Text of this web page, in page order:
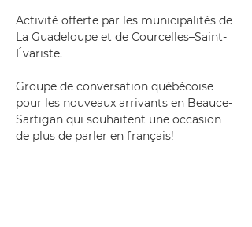
Activité offerte par les municipalités de
La Guadeloupe et de Courcelles–Saint-
Évariste.
Groupe de conversation québécoise
pour les nouveaux arrivants en Beauce-
Sartigan qui souhaitent une occasion
de plus de parler en français!